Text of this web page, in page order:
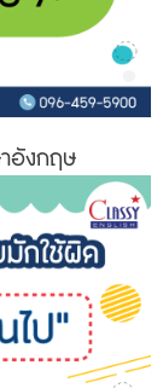
อังกฤษ